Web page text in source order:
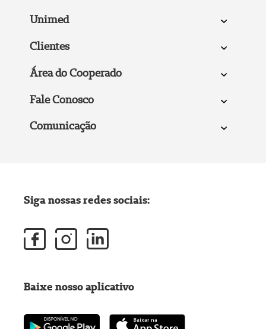
Unimed
Clientes
Área do Cooperado
Fale Conosco
Comunicação
Siga nossas redes sociais:
Baixe nosso aplicativo